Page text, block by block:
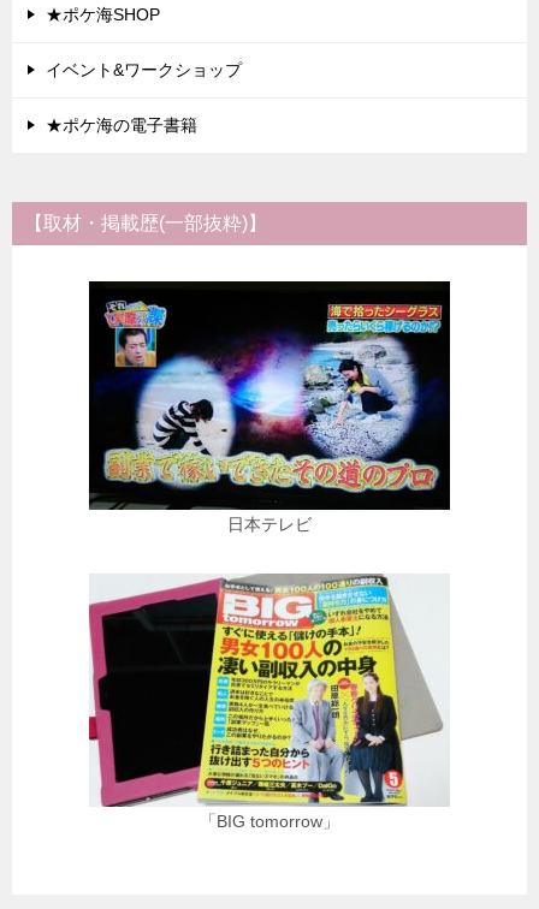
★ポケ海SHOP
イベント&ワークショップ
★ポケ海の電子書籍
【取材・掲載歴(一部抜粋)】
日本テレビ
「BIG tomorrow」